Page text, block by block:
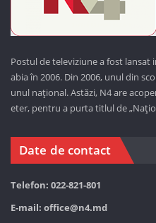
Postul de televiziune a fost lansat
abia în 2006. Din 2006, unul din
unul național. Astăzi, N4 are
eter, pentru a purta titlul de
Date de contact
Telefon: 022-821-801
E-mail: office@n4.md